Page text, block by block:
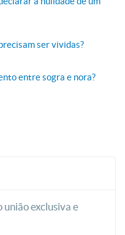
ser vividas?
entre sogra e nora?
exclusiva e